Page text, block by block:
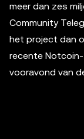
meer dan zes
Community
het project dan
recente
vooravond van